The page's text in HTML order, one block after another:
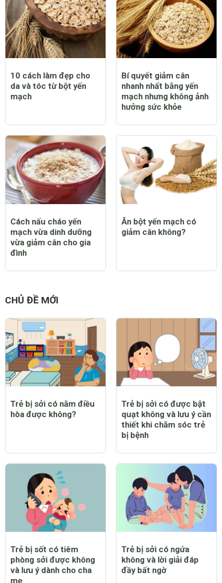
10 cách làm đẹp cho
da và tóc từ bột yến
mạch
Bí quyết giảm cân
nhanh nhất bằng yến
mạch nhưng không ảnh
hưởng sức khỏe
Cách nấu cháo yến
mạch vừa dinh dưỡng
vừa giảm cân cho gia
đình
Ăn bột yến mạch có
giảm cân không?
CHỦ ĐỀ MỚI
Trẻ bị sởi có nằm điều
hòa được không?
Trẻ bị sởi có được bật
quạt không và lưu ý cần
thiết khi chăm sóc trẻ
bị bệnh
Trẻ bị sốt có tiêm
phòng sởi được không
và lưu ý dành cho cha
mẹ
Trẻ bị sởi có ngứa
không và lời giải đáp
đầy bất ngờ